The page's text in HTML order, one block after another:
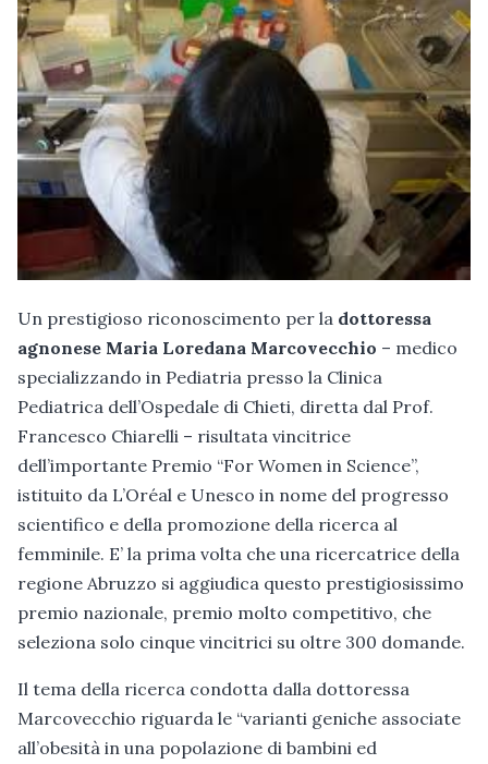
Un prestigioso riconoscimento per la dottoressa
agnonese Maria Loredana Marcovecchio – medico
specializzando in Pediatria presso la Clinica
Pediatrica dell’Ospedale di Chieti, diretta dal Prof.
Francesco Chiarelli – risultata vincitrice
dell’importante Premio “For Women in Science”,
istituito da L’Oréal e Unesco in nome del progresso
scientifico e della promozione della ricerca al
femminile. E’ la prima volta che una ricercatrice della
regione Abruzzo si aggiudica questo prestigiosissimo
premio nazionale, premio molto competitivo, che
seleziona solo cinque vincitrici su oltre 300 domande.
Il tema della ricerca condotta dalla dottoressa
Marcovecchio riguarda le “varianti geniche associate
all’obesità in una popolazione di bambini ed